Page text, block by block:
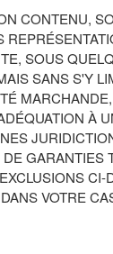
CONTENU,
SOUS
SANS S'Y
À
GARANTIES
CI-
VOTRE